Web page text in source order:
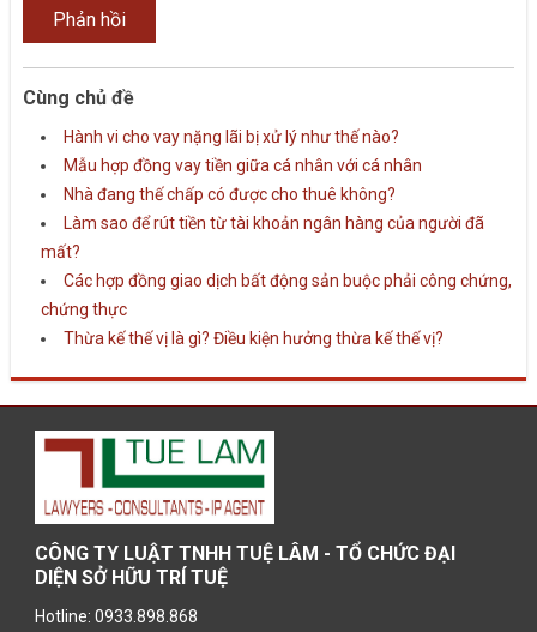
Cùng chủ đề
Hành vi cho vay nặng lãi bị xử lý như thế nào?
Mẫu hợp đồng vay tiền giữa cá nhân với cá nhân
Nhà đang thế chấp có được cho thuê không?
Làm sao để rút tiền từ tài khoản ngân hàng của người đã
mất?
Các hợp đồng giao dịch bất động sản buộc phải công chứng,
chứng thực
Thừa kế thế vị là gì? Điều kiện hưởng thừa kế thế vị?
CÔNG TY LUẬT TNHH TUỆ LÂM - TỔ CHỨC ĐẠI
DIỆN SỞ HỮU TRÍ TUỆ
Hotline: 0933.898.868